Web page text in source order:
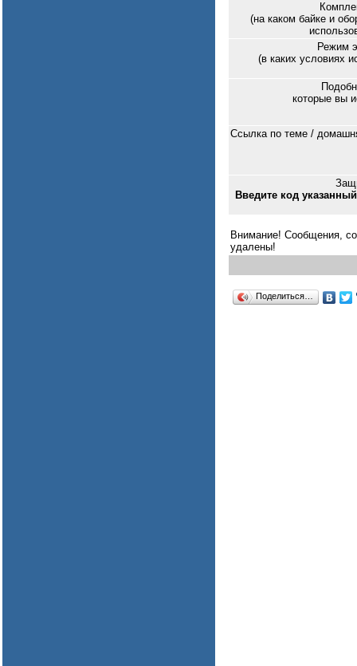
(на каком байке и
Режим
(в каких условиях
которые вы
Ссылка по теме /
Введите код
Внимание! Сообщения,
удалены!
Поделиться…